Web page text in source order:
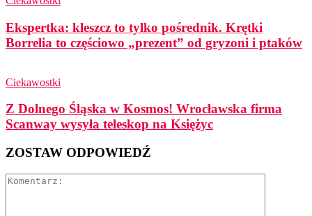
Ekspertka: kleszcz to tylko pośrednik. Krętki
Borrelia to częściowo „prezent” od gryzoni i ptaków
Ciekawostki
Z Dolnego Śląska w Kosmos! Wrocławska firma
Scanway wysyła teleskop na Księżyc
ZOSTAW ODPOWIEDŹ